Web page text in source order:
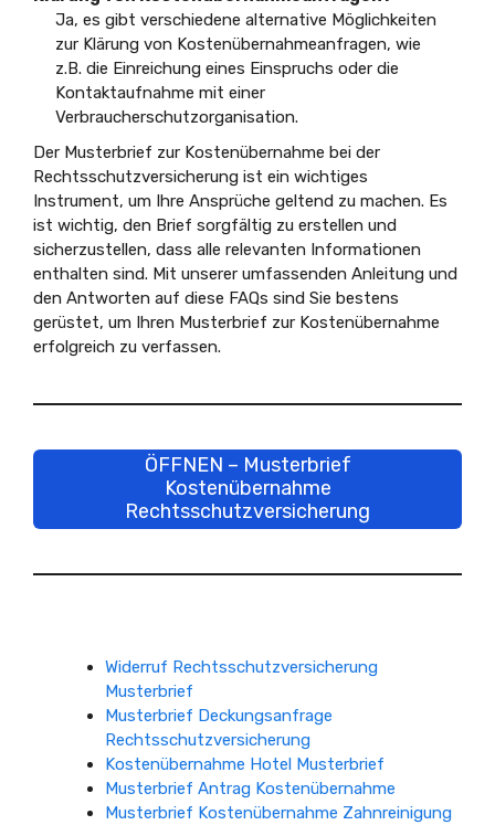
Ja, es gibt verschiedene alternative Möglichkeiten
zur Klärung von Kostenübernahmeanfragen, wie
z.B. die Einreichung eines Einspruchs oder die
Kontaktaufnahme mit einer
Verbraucherschutzorganisation.
Der Musterbrief zur Kostenübernahme bei der
Rechtsschutzversicherung ist ein wichtiges
Instrument, um Ihre Ansprüche geltend zu machen. Es
ist wichtig, den Brief sorgfältig zu erstellen und
sicherzustellen, dass alle relevanten Informationen
enthalten sind. Mit unserer umfassenden Anleitung und
den Antworten auf diese FAQs sind Sie bestens
gerüstet, um Ihren Musterbrief zur Kostenübernahme
erfolgreich zu verfassen.
ÖFFNEN – Musterbrief
Kostenübernahme
Rechtsschutzversicherung
Widerruf Rechtsschutzversicherung
Musterbrief
Musterbrief Deckungsanfrage
Rechtsschutzversicherung
Kostenübernahme Hotel Musterbrief
Musterbrief Antrag Kostenübernahme
Musterbrief Kostenübernahme Zahnreinigung